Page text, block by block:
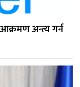
अन्त्य गर्न